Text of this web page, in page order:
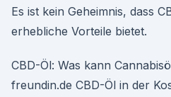
Es ist kein Geheimnis, dass
erhebliche Vorteile bietet.
CBD-Öl: Was kann
freundin.de CBD-Öl in der